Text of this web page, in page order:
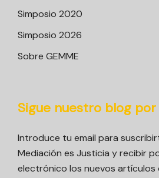
Simposio 2020
Simposio 2026
Sobre GEMME
Sigue nuestro blog por
Introduce tu email para
Mediación es Justicia y recibir
electrónico los nuevos artículos